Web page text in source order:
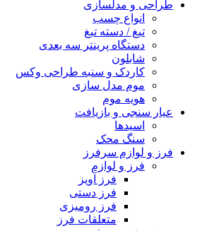
طراحی و مدلسازی
انواع چسب
تیغ / دسته تیغ
دستگاه پرینتر سه بعدی
شابلون
کاردک و سنبه طراحی وکس
موم مدل سازی
هویه موم
عیار سنجی و بازیافت
اسیدها
سنگ محک
فرز و لوازم سرفرز
فرز و لوازم
فرز آویز
فرز دستی
فرز رومیزی
متعلقات فرز